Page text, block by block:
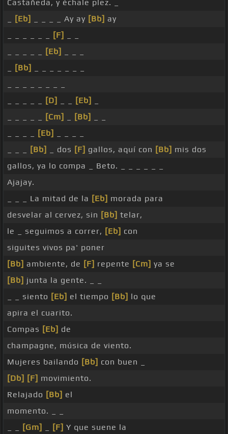
Castañeda, y échale plez. _
[Eb] _ _ _ _ Ay ay [Bb] ay
[F]
[Eb]
[Bb]
[D] [Eb]
[Cm] [Bb]
[Eb]
[Bb] _ dos [F] gallos, aquí con [Bb] mis dos
gallos, ya lo compa _ Beto. _ _ _ _ _ _
Ajajay.
_ _ _ La mitad de la [Eb] morada para
desvelar al cervez, sin [Bb] telar,
le _ seguimos a correr, [Eb] con
siguites vivos pa' poner
[Bb] ambiente, de [F] repente [Cm] ya se
[Bb] junta la gente. _ _
_ _ siento [Eb] el tiempo [Bb] lo que
apira el cuarito.
Compas [Eb] de
champagne, música de viento.
Mujeres bailando [Bb] con buen _
[Db] [F] movimiento.
Relajado [Bb] el
momento. _ _
[Gm] [F] Y que suene la